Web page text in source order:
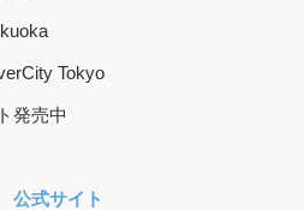
Tokyo
発売中
公式サイト